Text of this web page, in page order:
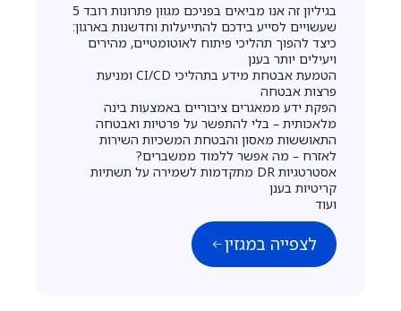
בגיליון זה אנו מביאים בפניכם מגוון פתרונות רובד 5
שעשויים לסייע בידכם להתייעלות וחדשנות בארגון:
כיצד להפוך תהליכי פיתוח לאוטומטיים, מהירים
ויעילים יותר בענן
הטמעת אבטחת מידע בתהליכי CI/CD ומניעת
פרצות אבטחה
הפקת ידע ממאגרים ציבוריים באמצעות בינה
מלאכותית – בלי להתפשר על פרטיות ואבטחה
התאוששות מאסון והבטחת המשכיות השירות
לאזרח – מה אפשר ללמוד ממשברים?
אסטרטגיות DR מתקדמות לשמירה על תשתיות
קריטיות בענן
ועוד
לצפייה במגזין